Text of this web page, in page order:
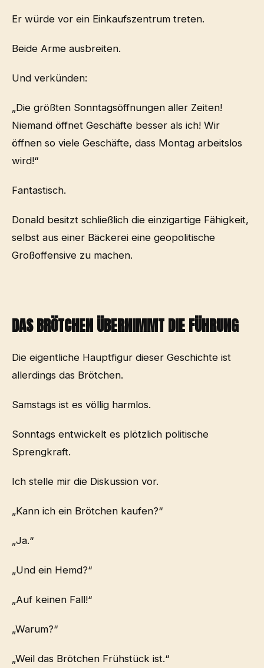
Er würde vor ein Einkaufszentrum treten.
Beide Arme ausbreiten.
Und verkünden:
„Die größten Sonntagsöffnungen aller Zeiten!
Niemand öffnet Geschäfte besser als ich! Wir
öffnen so viele Geschäfte, dass Montag arbeitslos
wird!“
Fantastisch.
Donald besitzt schließlich die einzigartige Fähigkeit,
selbst aus einer Bäckerei eine geopolitische
Großoffensive zu machen.
DAS BRÖTCHEN ÜBERNIMMT DIE FÜHRUNG
Die eigentliche Hauptfigur dieser Geschichte ist
allerdings das Brötchen.
Samstags ist es völlig harmlos.
Sonntags entwickelt es plötzlich politische
Sprengkraft.
Ich stelle mir die Diskussion vor.
„Kann ich ein Brötchen kaufen?“
„Ja.“
„Und ein Hemd?“
„Auf keinen Fall!“
„Warum?“
„Weil das Brötchen Frühstück ist.“